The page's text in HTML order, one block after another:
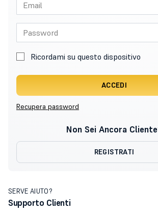
Ricordami su questo dispositivo
ACCEDI
Recupera password
Non Sei Ancora
REGISTRATI
SERVE AIUTO?
Supporto Clienti